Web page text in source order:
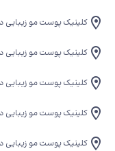
کلینیک پوست مو زیبایی
کلینیک پوست مو زیبایی
کلینیک پوست مو زیبایی
کلینیک پوست مو زیبایی
کلینیک پوست مو زیبایی